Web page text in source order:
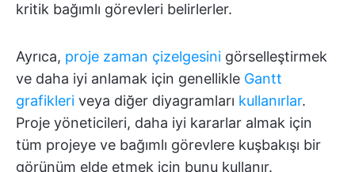
kritik bağımlı görevleri belirlerler.
Ayrıca, proje zaman çizelgesini görselleştirmek
ve daha iyi anlamak için genellikle Gantt
grafikleri veya diğer diyagramları kullanırlar.
Proje yöneticileri, daha iyi kararlar almak için
tüm projeye ve bağımlı görevlere kuşbakışı bir
görünüm elde etmek için bunu kullanır.